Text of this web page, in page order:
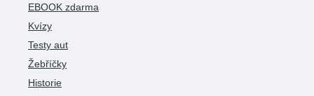
EBOOK zdarma
Kvízy
Testy aut
Žebříčky
Historie